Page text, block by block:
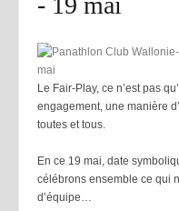
Le Fair-Play, ce n’est pas
engagement, une manière
toutes et tous.
En ce 19 mai, date
célébrons ensemble ce qui
d’équipe…